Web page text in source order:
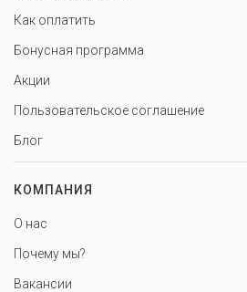
Как оплатить
Бонусная программа
Акции
Пользовательское соглашение
Блог
КОМПАНИЯ
О нас
Почему мы?
Вакансии